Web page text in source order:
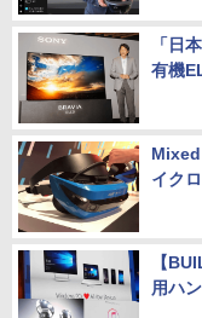
「日
有機
イク
【
用ハ